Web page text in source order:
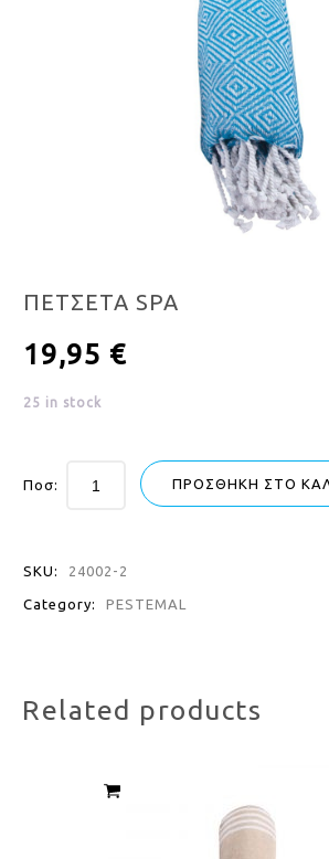
ΠΕΤΣΕΤΑ SPA
19,95 €
25 in stock
Ποσ: ΠΡΟΣΘΉΚΗ ΣΤΟ
SKU: 24002-2
Category: PESTEMAL
Related products